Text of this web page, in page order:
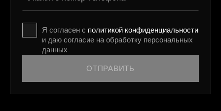
ОТПРАВИТЬ
Я согласен с политикой конфиденциальности
и даю согласие на обработку персональных
данных